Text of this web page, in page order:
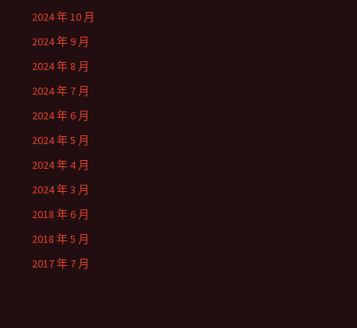
2024 年 10 月
2024 年 9 月
2024 年 8 月
2024 年 7 月
2024 年 6 月
2024 年 5 月
2024 年 4 月
2024 年 3 月
2018 年 6 月
2018 年 5 月
2017 年 7 月